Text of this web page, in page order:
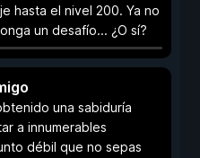
hasta el nivel 200. Ya no
un desafío... ¿O sí?
una sabiduría
a innumerables
débil que no sepas